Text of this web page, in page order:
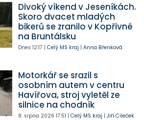
Divoký víkend v Jeseníkách.
Skoro dvacet mladých
bikerů se zranilo v Kopřivné
na Bruntálsku
Dnes 12:17 | Celý MS kraj | Anna Břenková
Motorkář se srazil s
osobním autem v centru
Havířova, stroj vyletěl ze
silnice na chodník
8. srpna 2026 17:51 | Celý MS kraj | Jiří Cileček